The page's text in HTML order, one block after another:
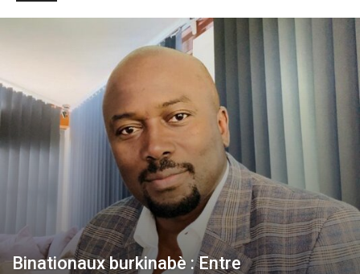
Binationaux burkinabè : Entre